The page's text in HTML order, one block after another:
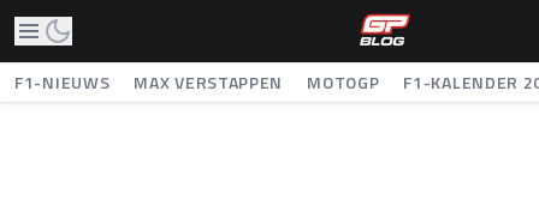
F1-NIEUWS MAX VERSTAPPEN MOTOGP F1-KALENDER